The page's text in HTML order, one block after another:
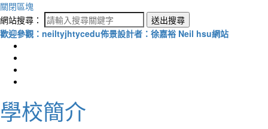
關閉區塊
網站搜尋：
送出搜尋
歡迎參觀：neiltyjhtycedu佈景設計者：徐嘉裕 Neil hsu網站
學校簡介